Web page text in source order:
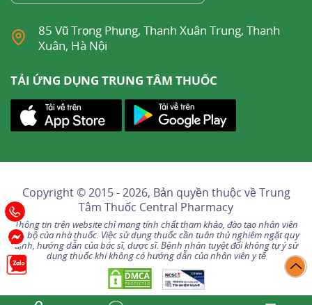
85 Vũ Trọng Phụng, Thanh Xuân Trung, Thanh
Xuân, Hà Nội
TẢI ỨNG DỤNG TRUNG TÂM THUỐC
Copyright © 2015 - 2026, Bản quyền thuộc vềTrung
Tâm Thuốc Central Pharmacy
Thông tin trên website chỉ mang tính chất tham khảo, đào tạo nhân viên
nội bộ của nhà thuốc. Việc sử dụng thuốc cần tuân thủ nghiêm ngặt quy
định, hướng dẫn của bác sĩ, dược sĩ. Bệnh nhân tuyệt đối không tự ý sử
dụng thuốc khi không có hướng dẫn của nhân viên y tế